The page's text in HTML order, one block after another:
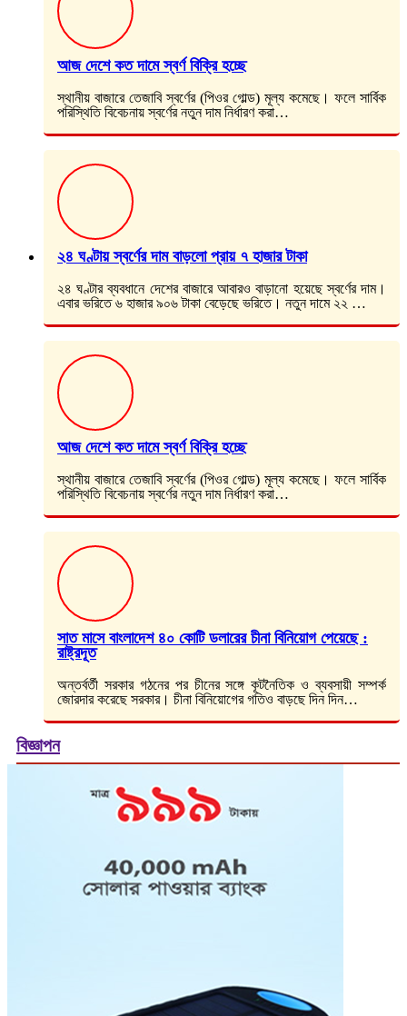
আজ দেশে কত দামে স্বর্ণ বিক্রি হচ্ছে
স্থানীয় বাজারে তেজাবি স্বর্ণের (পিওর গোল্ড) মূল্য কমেছে। ফলে সার্বিক
পরিস্থিতি বিবেচনায় স্বর্ণের নতুন দাম নির্ধারণ করা…
২৪ ঘণ্টায় স্বর্ণের দাম বাড়লো প্রায় ৭ হাজার টাকা
২৪ ঘণ্টার ব্যবধানে দেশের বাজারে আবারও বাড়ানো হয়েছে স্বর্ণের দাম।
এবার ভরিতে ৬ হাজার ৯০৬ টাকা বেড়েছে ভরিতে। নতুন দামে ২২ …
আজ দেশে কত দামে স্বর্ণ বিক্রি হচ্ছে
স্থানীয় বাজারে তেজাবি স্বর্ণের (পিওর গোল্ড) মূল্য কমেছে। ফলে সার্বিক
পরিস্থিতি বিবেচনায় স্বর্ণের নতুন দাম নির্ধারণ করা…
সাত মাসে বাংলাদেশ ৪০ কোটি ডলারের চীনা বিনিয়োগ পেয়েছে :
রাষ্ট্রদূত
অন্তর্বর্তী সরকার গঠনের পর চীনের সঙ্গে কূটনৈতিক ও ব্যবসায়ী সম্পর্ক
জোরদার করেছে সরকার। চীনা বিনিয়োগের গতিও বাড়ছে দিন দিন…
বিজ্ঞাপন